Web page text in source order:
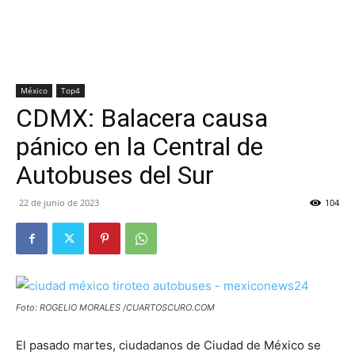
México Top4
CDMX: Balacera causa
pánico en la Central de
Autobuses del Sur
22 de junio de 2023 104
Foto: ROGELIO MORALES /CUARTOSCURO.COM
El pasado martes, ciudadanos de Ciudad de México se